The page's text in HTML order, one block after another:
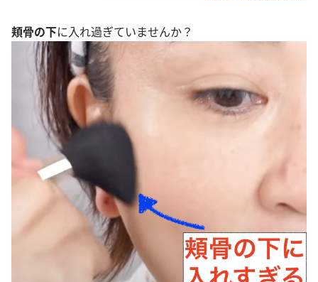
頬骨の下に入れ過ぎていませんか？